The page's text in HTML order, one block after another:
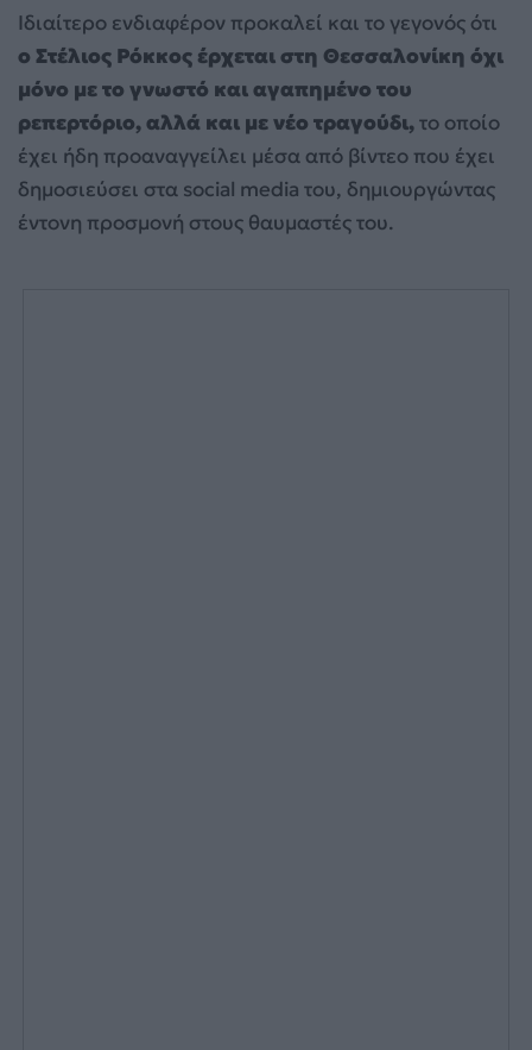
Ιδιαίτερο ενδιαφέρον προκαλεί και το γεγονός ότι
ο Στέλιος Ρόκκος έρχεται στη Θεσσαλονίκη όχι
μόνο με το γνωστό και αγαπημένο του
ρεπερτόριο, αλλά και με νέο τραγούδι,το οποίο
έχει ήδη προαναγγείλει μέσα από βίντεο που έχει
δημοσιεύσει στα social media του, δημιουργώντας
έντονη προσμονή στους θαυμαστές του.